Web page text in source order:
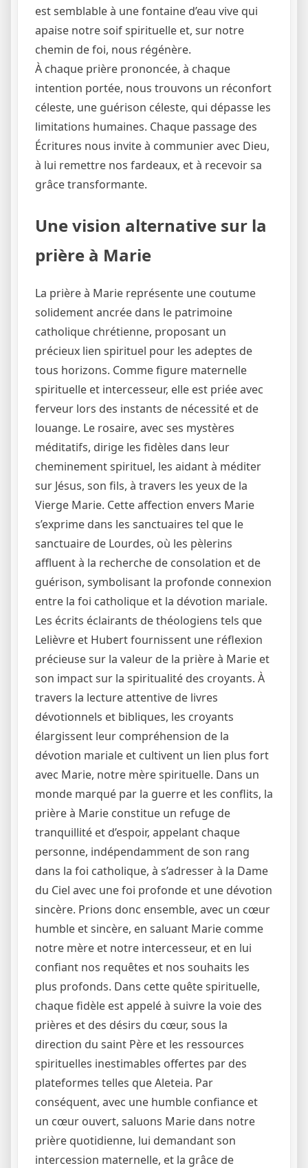
est semblable à une fontaine d’eau vive qui
apaise notre soif spirituelle et, sur notre
chemin de foi, nous régénère.
À chaque prière prononcée, à chaque
intention portée, nous trouvons un réconfort
céleste, une guérison céleste, qui dépasse les
limitations humaines. Chaque passage des
Écritures nous invite à communier avec Dieu,
à lui remettre nos fardeaux, et à recevoir sa
grâce transformante.
Une vision alternative sur la
prière à Marie
La prière à Marie représente une coutume
solidement ancrée dans le patrimoine
catholique chrétienne, proposant un
précieux lien spirituel pour les adeptes de
tous horizons. Comme figure maternelle
spirituelle et intercesseur, elle est priée avec
ferveur lors des instants de nécessité et de
louange. Le rosaire, avec ses mystères
méditatifs, dirige les fidèles dans leur
cheminement spirituel, les aidant à méditer
sur Jésus, son fils, à travers les yeux de la
Vierge Marie. Cette affection envers Marie
s’exprime dans les sanctuaires tel que le
sanctuaire de Lourdes, où les pèlerins
affluent à la recherche de consolation et de
guérison, symbolisant la profonde connexion
entre la foi catholique et la dévotion mariale.
Les écrits éclairants de théologiens tels que
Lelièvre et Hubert fournissent une réflexion
précieuse sur la valeur de la prière à Marie et
son impact sur la spiritualité des croyants. À
travers la lecture attentive de livres
dévotionnels et bibliques, les croyants
élargissent leur compréhension de la
dévotion mariale et cultivent un lien plus fort
avec Marie, notre mère spirituelle. Dans un
monde marqué par la guerre et les conflits, la
prière à Marie constitue un refuge de
tranquillité et d’espoir, appelant chaque
personne, indépendamment de son rang
dans la foi catholique, à s’adresser à la Dame
du Ciel avec une foi profonde et une dévotion
sincère. Prions donc ensemble, avec un cœur
humble et sincère, en saluant Marie comme
notre mère et notre intercesseur, et en lui
confiant nos requêtes et nos souhaits les
plus profonds. Dans cette quête spirituelle,
chaque fidèle est appelé à suivre la voie des
prières et des désirs du cœur, sous la
direction du saint Père et les ressources
spirituelles inestimables offertes par des
plateformes telles que Aleteia. Par
conséquent, avec une humble confiance et
un cœur ouvert, saluons Marie dans notre
prière quotidienne, lui demandant son
intercession maternelle, et la grâce de